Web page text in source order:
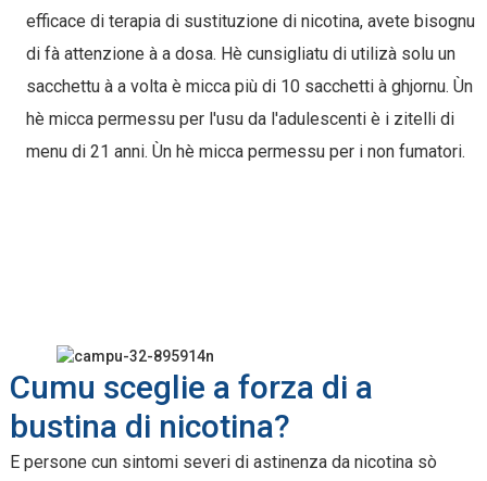
efficace di terapia di sustituzione di nicotina, avete bisognu
di fà attenzione à a dosa. Hè cunsigliatu di utilizà solu un
sacchettu à a volta è micca più di 10 sacchetti à ghjornu. Ùn
hè micca permessu per l'usu da l'adulescenti è i zitelli di
menu di 21 anni. Ùn hè micca permessu per i non fumatori.
Cumu sceglie a forza di a
bustina di nicotina?
E persone cun sintomi severi di astinenza da nicotina sò